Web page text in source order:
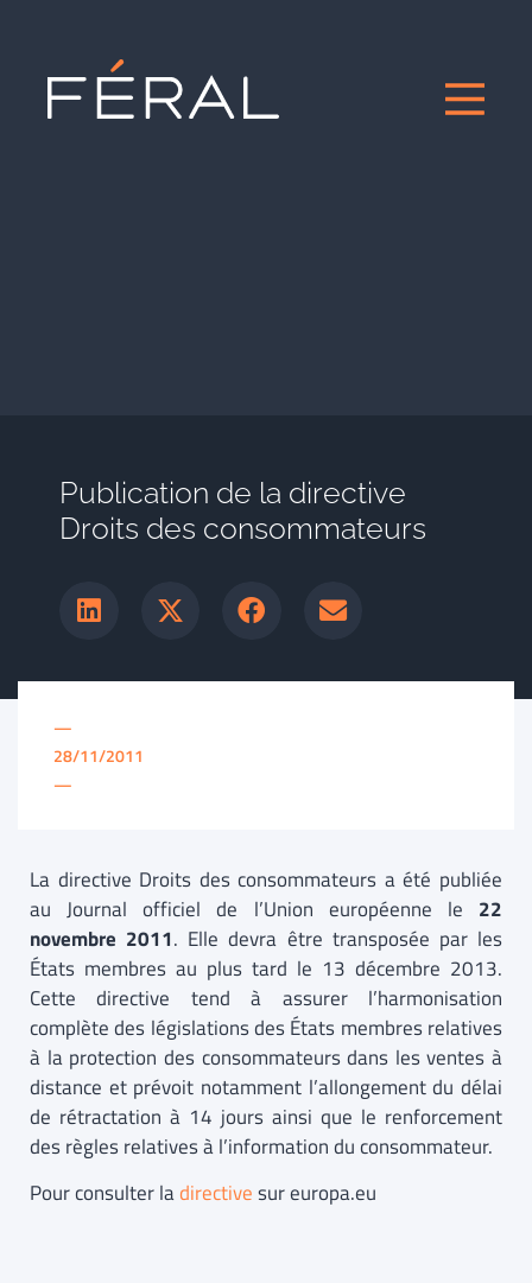
Publication de la directive
Droits des consommateurs
—
28/11/2011
—
La directive Droits des consommateurs a été publiée
au Journal officiel de l’Union européenne le 22
novembre 2011. Elle devra être transposée par les
États membres au plus tard le 13 décembre 2013.
Cette directive tend à assurer l’harmonisation
complète des législations des États membres relatives
à la protection des consommateurs dans les ventes à
distance et prévoit notamment l’allongement du délai
de rétractation à 14 jours ainsi que le renforcement
des règles relatives à l’information du consommateur.
Pour consulter ladirectivesur europa.eu